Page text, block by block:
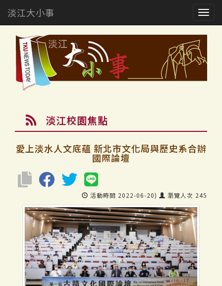
淡江大小事
淡江校園焦點
愛上淡水人文底蘊 新北市文化局與歷史系合辦
國際論壇
活動時間 2022-06-20) 瀏覽人次 245